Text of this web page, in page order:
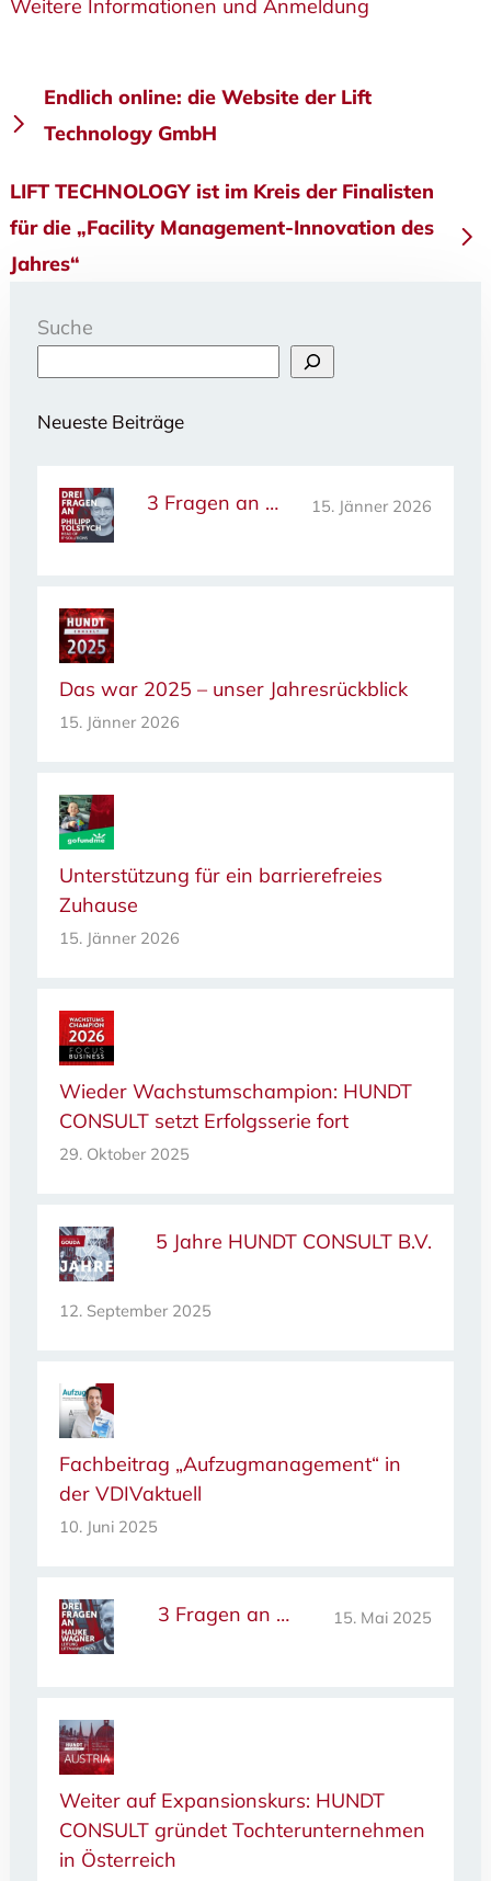
Weitere Informationen und Anmeldung
Beitragsnavigation
Endlich online: die Website der Lift
Technology GmbH
LIFT TECHNOLOGY ist im Kreis der Finalisten
für die „Facility Management-Innovation des
Jahres“
Suche
Neueste Beiträge
3 Fragen an … 15. Jänner 2026
Das war 2025 – unser Jahresrückblick
15. Jänner 2026
Unterstützung für ein barrierefreies
Zuhause
15. Jänner 2026
Wieder Wachstumschampion: HUNDT
CONSULT setzt Erfolgsserie fort
29. Oktober 2025
5 Jahre HUNDT CONSULT B.V.
12. September 2025
Fachbeitrag „Aufzugmanagement“ in
der VDIVaktuell
10. Juni 2025
3 Fragen an … 15. Mai 2025
Weiter auf Expansionskurs: HUNDT
CONSULT gründet Tochterunternehmen
in Österreich